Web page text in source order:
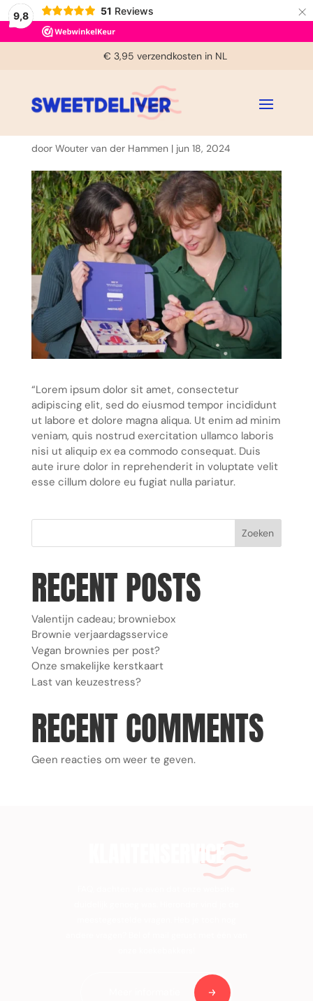
9,8 51 Reviews ×
Voor 14:00u besteld, zelfde dag verzonden (ma-vrij)
€ 3,95 verzendkosten in NL
Bereikbaar tussen 9:30u en 16:00u (ma-vrij)
Gratis handgeschreven kaartje
KIES JE VERZENDDATUM
door Wouter van der Hammen| jun 18, 2024
“Lorem ipsum dolor sit amet, consectetur
adipiscing elit, sed do eiusmod tempor incididunt
ut labore et dolore magna aliqua. Ut enim ad minim
veniam, quis nostrud exercitation ullamco laboris
nisi ut aliquip ex ea commodo consequat. Duis
aute irure dolor in reprehenderit in voluptate velit
esse cillum dolore eu fugiat nulla pariatur.
Zoeken
RECENT POSTS
Valentijn cadeau; browniebox
Brownie verjaardagsservice
Vegan brownies per post?
Onze smakelijke kerstkaart
Last van keuzestress?
RECENT COMMENTS
Geen reacties om weer te geven.
KLANTENSERVICE